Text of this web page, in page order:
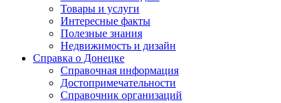
Товары и услуги
Интересные факты
Полезные знания
Недвижимость и дизайн
Справка о Донецке
Справочная информация
Достопримечательности
Справочник организаций